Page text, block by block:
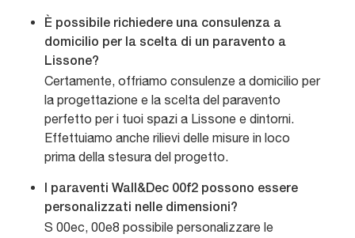
È possibile richiedere una consulenza a
domicilio per la scelta di un paravento a
Lissone?
Certamente, offriamo consulenze a domicilio per
la progettazione e la scelta del paravento
perfetto per i tuoi spazi a Lissone e dintorni.
Effettuiamo anche rilievi delle misure in loco
prima della stesura del progetto.
I paraventi Wall&Dec 00f2 possono essere
personalizzati nelle dimensioni?
S 00ec, 00e8 possibile personalizzare le